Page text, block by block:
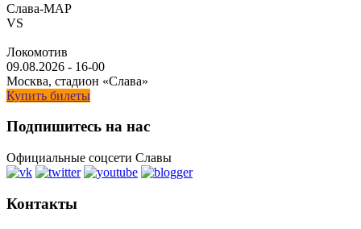
Слава-МАР
VS
Локомотив
09.08.2026 - 16-00
Москва, стадион «Слава»
Купить билеты
Подпишитесь на нас
Официальные соцсети Славы
Контакты